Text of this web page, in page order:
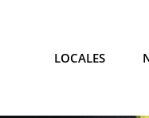
LOCALES